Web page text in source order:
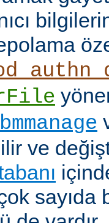
ve
sayıda